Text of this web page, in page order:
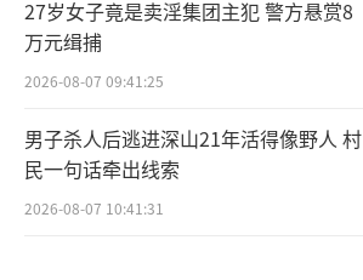
27岁女子竟是卖淫集团主犯 警方悬赏8
万元缉捕
2026-08-07 09:41:25
男子杀人后逃进深山21年活得像野人 村
民一句话牵出线索
2026-08-07 10:41:31